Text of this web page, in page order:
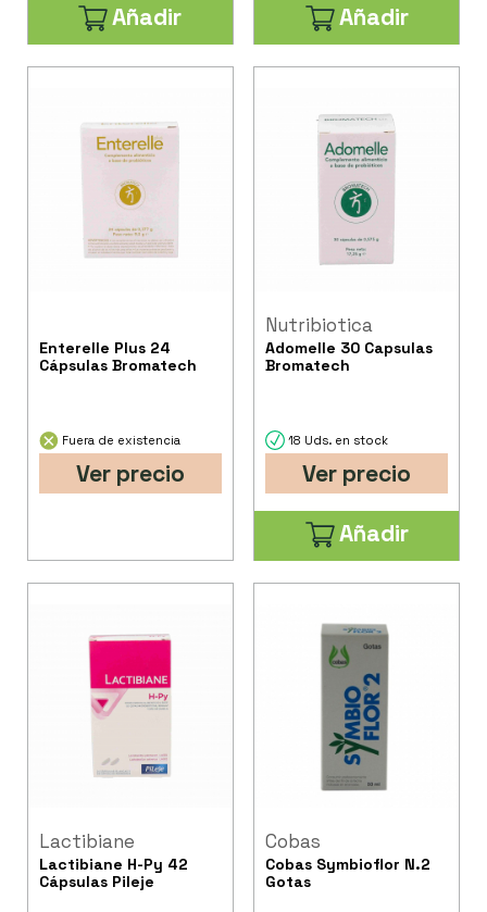
Añadir Añadir
Enterelle Plus 24
Cápsulas Bromatech
Fuera de existencia
Ver precio
Nutribiotica
Adomelle 30 Capsulas
Bromatech
18 Uds. en stock
Ver precio
Añadir
Lactibiane
Lactibiane H-Py 42
Cápsulas Pileje
Cobas
Cobas Symbioflor N.2
Gotas